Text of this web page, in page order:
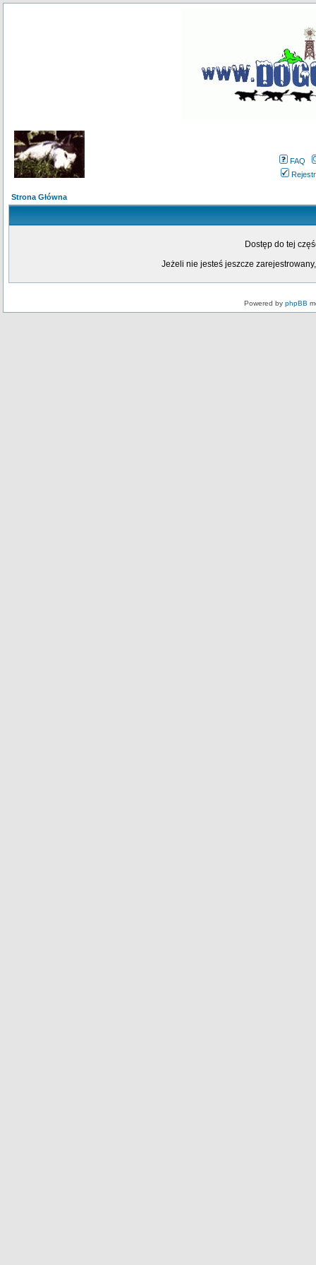
FAQ
Strona Główna
Dostęp do tej
Jeżeli nie jesteś jeszcze
Powered by phpBB